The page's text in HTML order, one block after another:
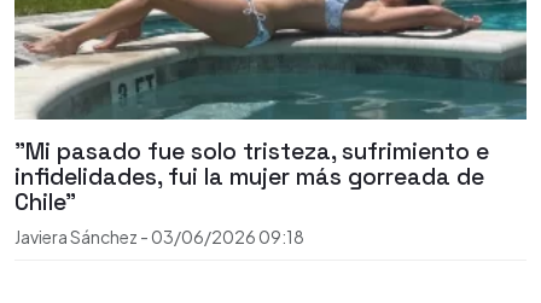
"Mi pasado fue solo tristeza, sufrimiento e
infidelidades, fui la mujer más gorreada de
Chile"
Javiera Sánchez - 03/06/2026 09:18